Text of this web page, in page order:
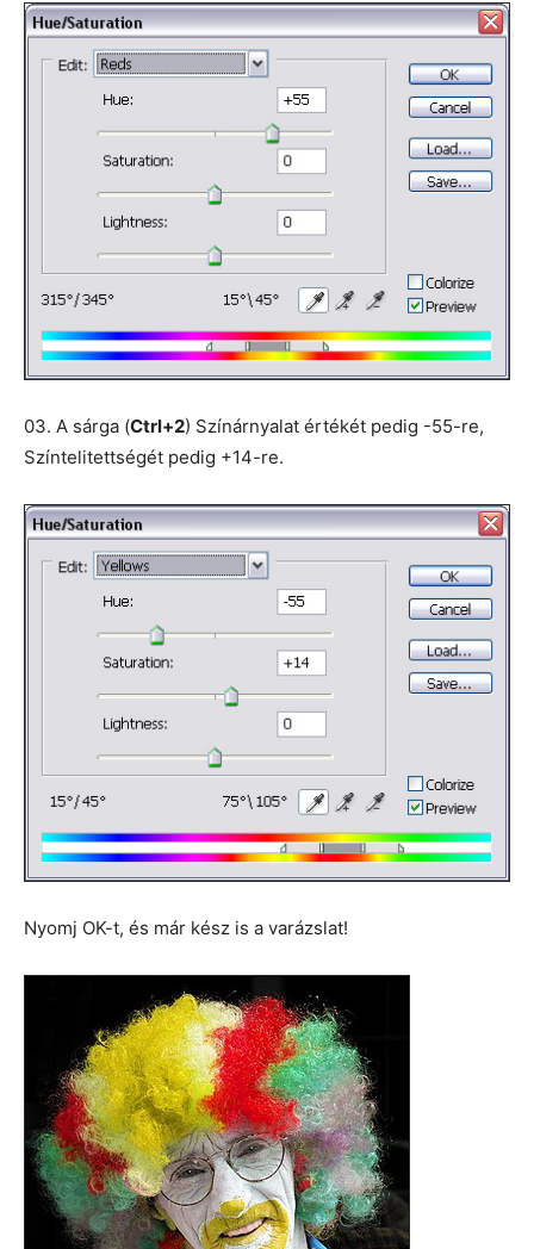
03. A sárga (Ctrl+2) Színárnyalat értékét pedig -55-re,
Színtelitettségét pedig +14-re.
Nyomj OK-t, és már kész is a varázslat!